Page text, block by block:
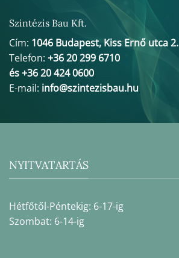
Szintézis Bau Kft.
Cím: 1046 Budapest, Kiss Ernő utca 2.
Telefon: +36 20 299 6710
és +36 20 424 0600
E-mail: info@szintezisbau.hu
NYITVATARTÁS
Hétfőtől-Péntekig: 6-17-ig
Szombat: 6-14-ig